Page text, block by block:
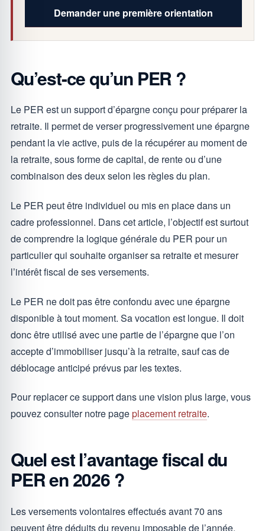
Demander une première orientation
Qu’est-ce qu’un PER ?
Le PER est un support d’épargne conçu pour préparer la
retraite. Il permet de verser progressivement une épargne
pendant la vie active, puis de la récupérer au moment de
la retraite, sous forme de capital, de rente ou d’une
combinaison des deux selon les règles du plan.
Le PER peut être individuel ou mis en place dans un
cadre professionnel. Dans cet article, l’objectif est surtout
de comprendre la logique générale du PER pour un
particulier qui souhaite organiser sa retraite et mesurer
l’intérêt fiscal de ses versements.
Le PER ne doit pas être confondu avec une épargne
disponible à tout moment. Sa vocation est longue. Il doit
donc être utilisé avec une partie de l’épargne que l’on
accepte d’immobiliser jusqu’à la retraite, sauf cas de
déblocage anticipé prévus par les textes.
Pour replacer ce support dans une vision plus large, vous
pouvez consulter notre pageplacement retraite.
Quel est l’avantage fiscal du
PER en 2026 ?
Les versements volontaires effectués avant 70 ans
peuvent être déduits du revenu imposable de l’année,